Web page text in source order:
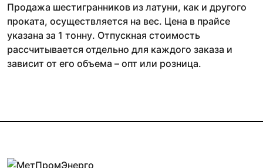
Продажа шестигранников из латуни, как и другого
проката, осуществляется на вес. Цена в прайсе
указана за 1 тонну. Отпускная стоимость
рассчитывается отдельно для каждого заказа и
зависит от его объема – опт или розница.